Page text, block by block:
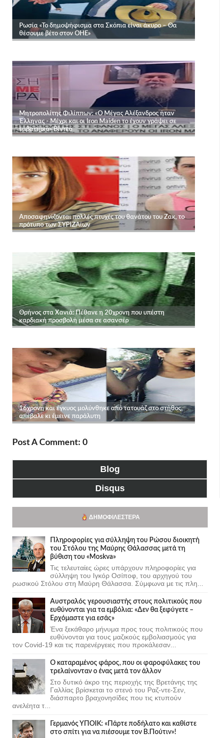
Post A Comment: 0
Blog
Disqus
ΔΗΜΟΦΙΛΈΣΤΕΡΑ
Πληροφορίες για σύλληψη του Ρώσου διοικητή
του Στόλου της Mαύρης Θάλασσας μετά τη
βύθιση του «Moskva»
Τις τελευταίες ώρες υπάρχουν πληροφορίες για
σύλληψη του Ιγκόρ Οσίποφ, του αρχηγού του
ρωσικού Στόλου στη Μαύρη Θάλασσα. Σύμφωνα με τις πλη...
Αυστραλός γερουσιαστής στους πολιτικούς που
ευθύνονται για τα εμβόλια: «Δεν θα ξεφύγετε –
Ερχόμαστε για εσάς»
Ένα ξεκάθαρο μήνυμα προς τους πολιτικούς που
ευθύνονται για τους μαζικούς εμβολιασμούς για
τον Covid-19 και τις παρενέργειες που προκάλεσαν...
Ο καταραμένος φάρος, που οι φαροφύλακες του
τρελαίνονταν ο ένας μετά τον άλλον
Στο δυτικό άκρο της περιοχής της Βρετάνης της
Γαλλίας βρίσκεται το στενό του Ραζ-ντε-Σεν,
διάσπαρτο βραχονησίδες που τις κτυπούν
ανελέητα τ...
Γερμανός ΥΠΟΙΚ: «Πάρτε ποδήλατο και καθίστε
στο σπίτι για να πιέσουμε τον Β.Πούτιν»!